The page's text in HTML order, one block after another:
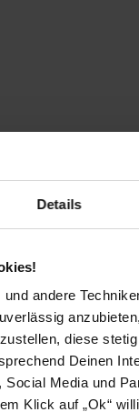
Details
andere
diese
Deinen
Social Media und
Klick auf „Ok“